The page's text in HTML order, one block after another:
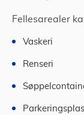
Fellesarealer
Vaskeri
Renseri